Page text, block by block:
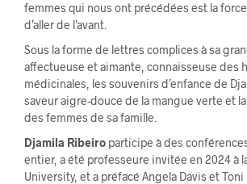
femmes qui nous ont précédées est la
d’aller de l’avant.
Sous la forme de lettres complices à sa
affectueuse et aimante, connaisseuse des
médicinales, les souvenirs d’enfance de
saveur aigre-douce de la mangue verte et
des femmes de sa famille.
Djamila Ribeiro participe à des
entier, a été professeure invitée en 2024 à
University, et a préfacé Angela Davis et Toni